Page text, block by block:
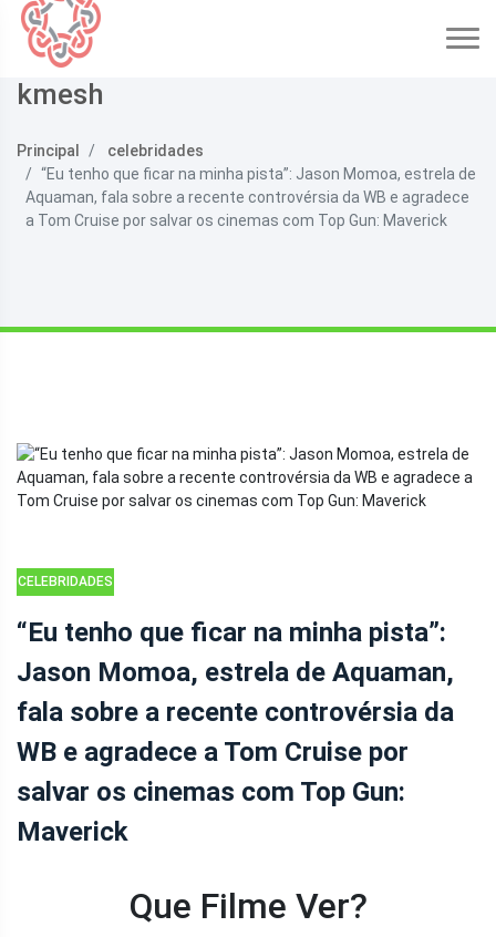
kmesh
Principal
celebridades
“Eu tenho que ficar na minha pista”: Jason Momoa, estrela de
Aquaman, fala sobre a recente controvérsia da WB e agradece
a Tom Cruise por salvar os cinemas com Top Gun: Maverick
CELEBRIDADES
“Eu tenho que ficar na minha pista”:
Jason Momoa, estrela de Aquaman,
fala sobre a recente controvérsia da
WB e agradece a Tom Cruise por
salvar os cinemas com Top Gun:
Maverick
Que Filme Ver?